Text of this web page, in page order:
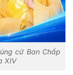
cử Ban Chấp
XIV